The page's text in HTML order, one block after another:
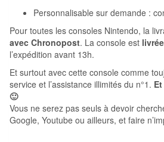
Personnalisable sur demande :
Pour toutes les consoles Nintendo, la
avec Chronopost. La console est
l’expédition avant 13h.
Et surtout avec cette console comme
service et l’assistance illimités du n°1.
🙂
Vous ne serez pas seuls à devoir
Google, Youtube ou ailleurs, et faire